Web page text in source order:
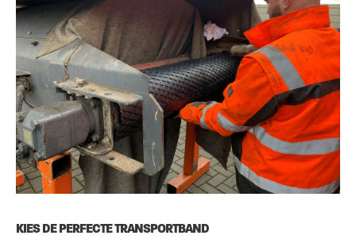
KIES DE PERFECTE TRANSPORTBAND